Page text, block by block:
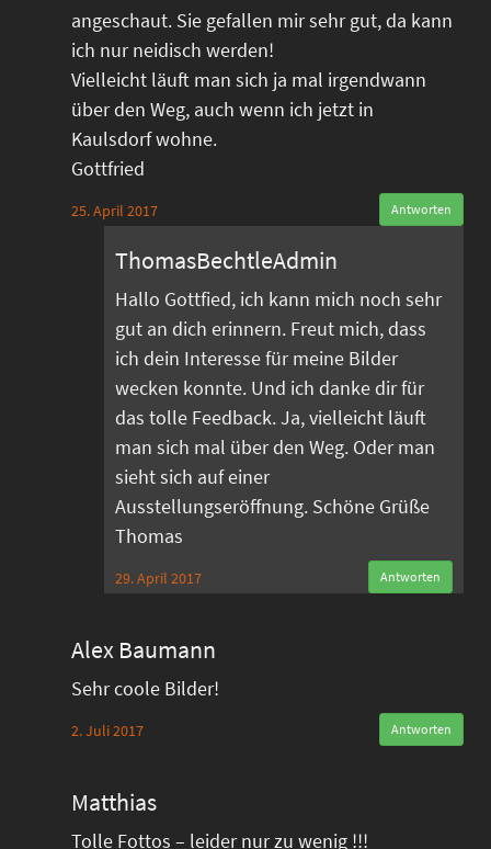
angeschaut. Sie gefallen mir sehr gut, da kann
ich nur neidisch werden!
Vielleicht läuft man sich ja mal irgendwann
über den Weg, auch wenn ich jetzt in
Kaulsdorf wohne.
Gottfried
25. April 2017 Antworten
ThomasBechtleAdmin
Hallo Gottfied, ich kann mich noch sehr
gut an dich erinnern. Freut mich, dass
ich dein Interesse für meine Bilder
wecken konnte. Und ich danke dir für
das tolle Feedback. Ja, vielleicht läuft
man sich mal über den Weg. Oder man
sieht sich auf einer
Ausstellungseröffnung. Schöne Grüße
Thomas
29. April 2017 Antworten
Alex Baumann
Sehr coole Bilder!
2. Juli 2017 Antworten
Matthias
Tolle Fottos – leider nur zu wenig !!!